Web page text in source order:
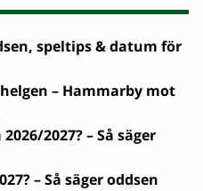
speltips & datum för
– Hammarby mot
2027? – Så säger
– Så säger oddsen